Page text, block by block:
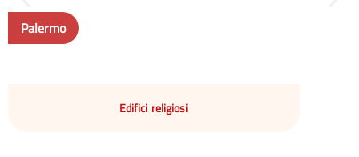
Palermo
Edifici religiosi